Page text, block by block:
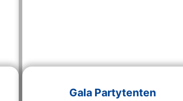
Gala Partytenten